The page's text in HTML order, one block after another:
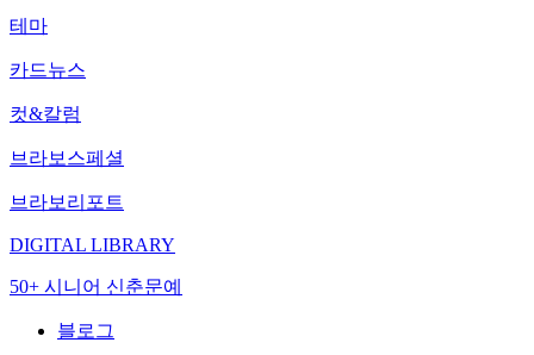
테마
카드뉴스
컷&칼럼
브라보스페셜
브라보리포트
DIGITAL LIBRARY
50+ 시니어 신춘문예
블로그